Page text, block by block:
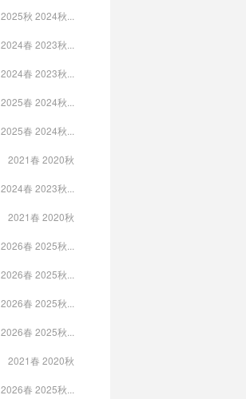
2025秋 2024秋...
2024春 2023秋...
2024春 2023秋...
2025春 2024秋...
2025春 2024秋...
2021春 2020秋
2024春 2023秋...
2021春 2020秋
2026春 2025秋...
2026春 2025秋...
2026春 2025秋...
2026春 2025秋...
2021春 2020秋
2026春 2025秋...